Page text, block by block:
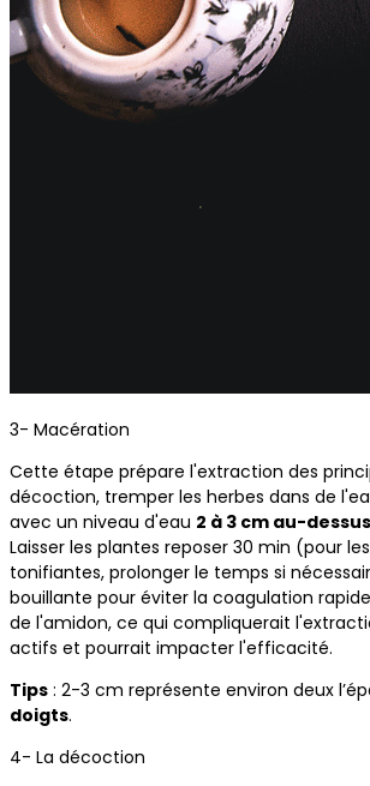
3- Macération
Cette étape prépare l'extraction des
décoction, tremper les herbes dans de
avec un niveau d'eau 2 à 3 cm au-
Laisser les plantes reposer 30 min (pour
tonifiantes, prolonger le temps si
bouillante pour éviter la coagulation
de l'amidon, ce qui compliquerait
actifs et pourrait impacter l'efficacité.
Tips : 2-3 cm représente environ deux
doigts.
4- La décoction